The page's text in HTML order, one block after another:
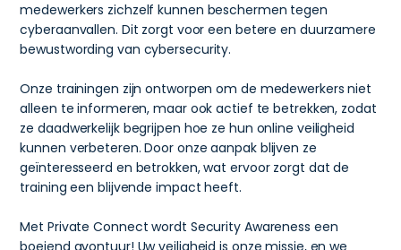
medewerkers zichzelf kunnen beschermen tegen
cyberaanvallen. Dit zorgt voor een betere en duurzamere
bewustwording van cybersecurity.
Onze trainingen zijn ontworpen om de medewerkers niet
alleen te informeren, maar ook actief te betrekken, zodat
ze daadwerkelijk begrijpen hoe ze hun online veiligheid
kunnen verbeteren. Door onze aanpak blijven ze
geïnteresseerd en betrokken, wat ervoor zorgt dat de
training een blijvende impact heeft.
Met Private Connect wordt Security Awareness een
boeiend avontuur! Uw veiligheid is onze missie, en we